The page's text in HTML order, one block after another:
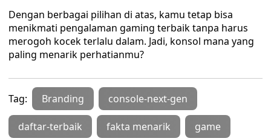
Dengan berbagai pilihan di atas, kamu tetap bisa
menikmati pengalaman gaming terbaik tanpa harus
merogoh kocek terlalu dalam. Jadi, konsol mana yang
paling menarik perhatianmu?
Tag: Branding console-next-gen
daftar-terbaik fakta menarik game